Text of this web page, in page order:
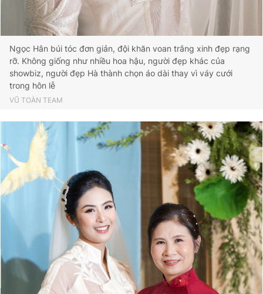
Ngọc Hân búi tóc đơn giản, đội khăn voan trắng xinh đẹp rạng
rỡ. Không giống như nhiều hoa hậu, người đẹp khác của
showbiz, người đẹp Hà thành chọn áo dài thay vì váy cưới
trong hôn lễ
VŨ TOÀN TEAM